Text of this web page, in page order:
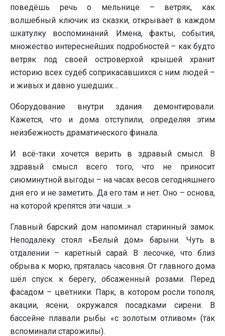
поведёшь речь о мельнице – ветряк, как
волшебный ключик из сказки, открывает в каждом
шкатулку воспоминаний. Имена, факты, события,
множество интереснейших подробностей – как будто
ветряк под своей островерхой крышей хранит
историю всех судеб соприкасавшихся с ним людей –
и живых и давно ушедших…
Оборудование внутри здания демонтировали.
Кажется, что и дома отступили, определяя этим
неизбежность драматического финала.
И всё-таки хочется верить в здравый смысл. В
здравый смысл всего того, что не приносит
сиюминутной выгоды – на часах весов сегодняшнего
дня его и не заметить. Да его там и нет. Оно – основа,
на которой крепятся эти чаши…»
Главный барский дом напоминал старинный замок.
Неподалёку стоял «Белый дом» барыни. Чуть в
отдалении – каретный сарай. В лесочке, что близ
обрыва к морю, пряталась часовня. От главного дома
шёл спуск к берегу, обсаженный розами. Перед
фасадом – цветники. Парк, в котором росли тополя,
акации, ясени, окружался посадками сирени. В
бассейне плавали рыбы «с золотым отливом» (так
вспоминали старожилы).